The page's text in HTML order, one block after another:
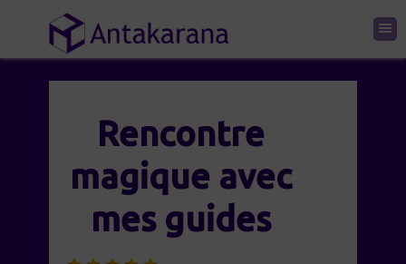
Rencontre
magique avec
mes guides